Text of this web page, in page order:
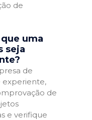
de
uma
seja
de
experiente,
de
e verifique